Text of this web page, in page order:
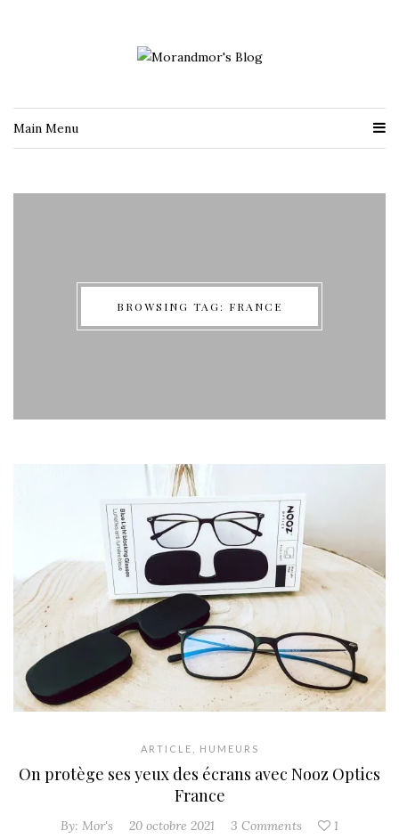
Main Menu
BROWSING TAG: FRANCE
ARTICLE HUMEURS
On protège ses yeux des écrans avec Nooz Optics
France
By: Mor's 20 octobre 2021 3 Comments 1